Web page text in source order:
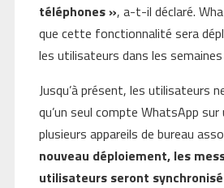
téléphones », a-t-il déclaré.
que cette fonctionnalité sera
les utilisateurs dans les semaines
Jusqu’à présent, les utilisateurs
qu’un seul compte WhatsApp
plusieurs appareils de bureau
nouveau déploiement, les
utilisateurs seront